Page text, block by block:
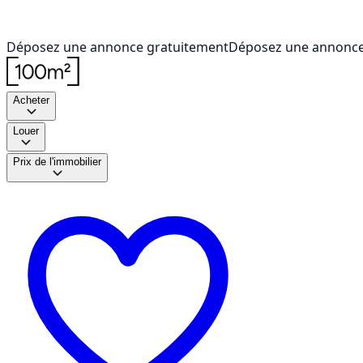
Déposez une annonce gratuitementDéposez une
Acheter
Louer
Prix de l'immobilier